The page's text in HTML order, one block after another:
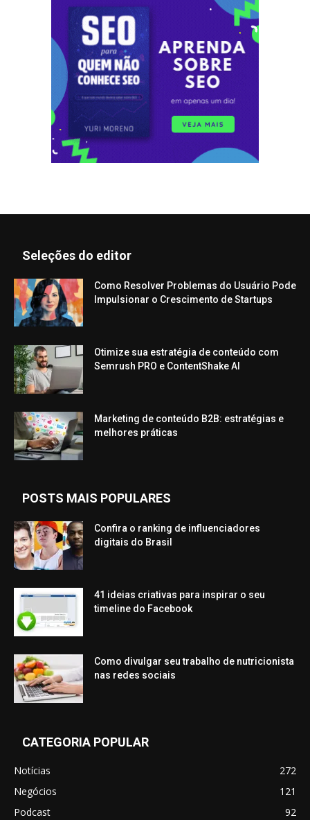
Seleções do editor
Como Resolver Problemas do Usuário Pode
Impulsionar o Crescimento de Startups
Otimize sua estratégia de conteúdo com
Semrush PRO e ContentShake AI
Marketing de conteúdo B2B: estratégias e
melhores práticas
POSTS MAIS POPULARES
Confira o ranking de influenciadores
digitais do Brasil
41 ideias criativas para inspirar o seu
timeline do Facebook
Como divulgar seu trabalho de nutricionista
nas redes sociais
CATEGORIA POPULAR
Notícias
272
Negócios
121
Podcast
92